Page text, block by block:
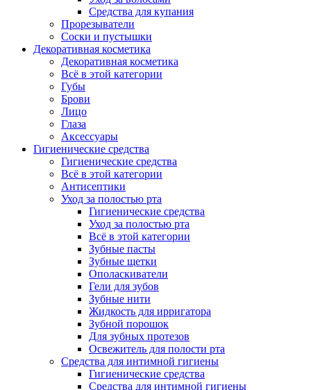
Средства для купания
Прорезыватели
Соски и пустышки
Декоративная косметика
Декоративная косметика
Всё в этой категории
Губы
Брови
Лицо
Глаза
Аксессуары
Гигиенические средства
Гигиенические средства
Всё в этой категории
Антисептики
Уход за полостью рта
Гигиенические средства
Уход за полостью рта
Всё в этой категории
Зубные пасты
Зубные щетки
Ополаскиватели
Гели для зубов
Зубные нити
Жидкость для ирригатора
Зубной порошок
Для зубных протезов
Освежитель для полости рта
Средства для интимной гигиены
Гигиенические средства
Средства для интимной гигиены